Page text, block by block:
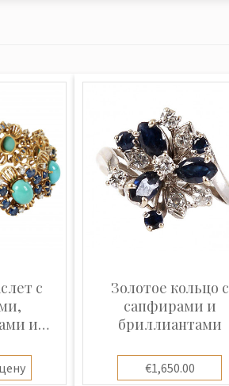
с
и
Золотое кольцо с
сапфирами и
бриллиантами
€1,650.00